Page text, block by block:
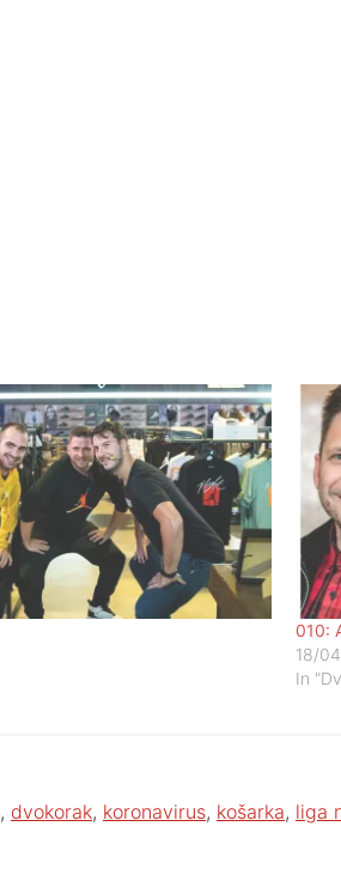
010:
18/
In
, dvokorak, koronavirus, košarka, liga